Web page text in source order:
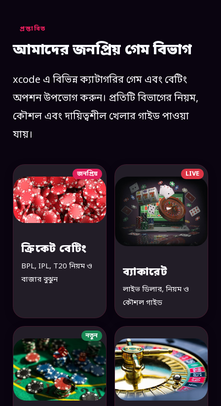
প্রস্তাবিত
আমাদের জনপ্রিয় গেম বিভাগ
xcode এ বিভিন্ন ক্যাটাগরির গেম এবং বেটিং
অপশন উপভোগ করুন। প্রতিটি বিভাগের নিয়ম,
কৌশল এবং দায়িত্বশীল খেলার গাইড পাওয়া
যায়।
জনপ্রিয়
ক্রিকেট বেটিং
BPL, IPL, T20 নিয়ম ও
বাজার বুঝুন
LIVE
ব্যাকারেট
লাইভ ডিলার, নিয়ম ও
কৌশল গাইড
নতুন